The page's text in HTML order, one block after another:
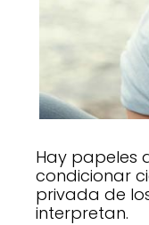
Hay papeles
condicionar
privada de
interpretan.